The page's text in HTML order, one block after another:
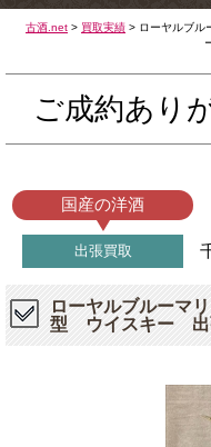
古酒.net > 買取実績 > ローヤルブ
ご成約あり
国産の洋酒
出張買取
ローヤルブルーマ
型 ウイスキー 出